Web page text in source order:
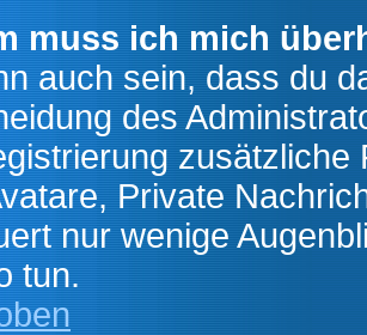
muss ich mich
auch sein, dass du
des
Private
nur wenige
tun.